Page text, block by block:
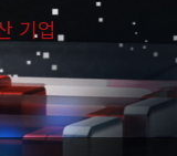
기업